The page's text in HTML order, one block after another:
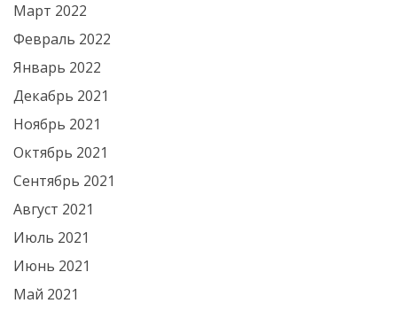
Март 2022
Февраль 2022
Январь 2022
Декабрь 2021
Ноябрь 2021
Октябрь 2021
Сентябрь 2021
Август 2021
Июль 2021
Июнь 2021
Май 2021